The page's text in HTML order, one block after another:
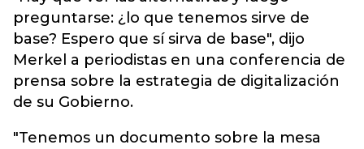
preguntarse: ¿lo que tenemos sirve de
base? Espero que sí sirva de base", dijo
Merkel a periodistas en una conferencia de
prensa sobre la estrategia de digitalización
de su Gobierno.
"Tenemos un documento sobre la mesa